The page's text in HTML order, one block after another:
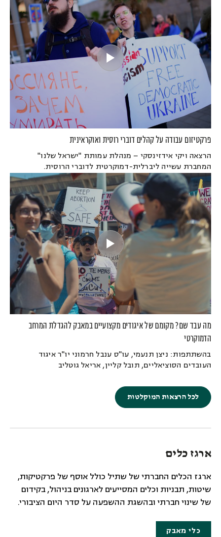
פרקטיזום עבודה על קהלים דוברי רוסית ואוקראינית
הרצאה ויקי אידזינסקי – מנהלת עמותת "ישראל שלנו"
המחברת עשייה ליברלית-דמוקרטית לדוברי הרוסית.
מה עבד שם? מקומם של איגודים מקצועיים במאבק להגדלת המרחב
הדמוקרטי
בהשתתפות: ניצן תנעמי, עו"ס ענבל חרמוני יו"ר איגוד
העובדים הסוציאליים, תובל קליין, אריאל גוטליב
לכל הרצאות המוקלטות
ארגז כלים
ארגז הכלים החברתי של שתיל כולל אוסף של פרקטיקות,
שיטות, תבניות וכלים המסייעים לארגונים בניהול, בקידום
של שינוי חברתי ובהשגת ההשפעה על סדר היום הציבורי.
כלי מאבק